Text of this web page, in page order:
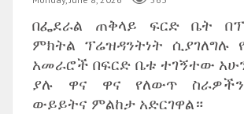
በፌደራል ጠቅላይ ፍርድ ቤት
ምክትል ፕሬዝዳንትነት ሲያገለግሉ
አመራሮች በፍርድ ቤቱ ተገኝተው
ያሉ ዋና ዋና የለውጥ
ውይይትና ምልከታ አድርገዋል።